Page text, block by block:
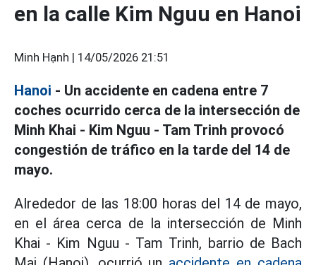
en la calle Kim Nguu en Hanoi
Minh Hạnh | 14/05/2026 21:51
Hanoi - Un accidente en cadena entre 7
coches ocurrido cerca de la intersección de
Minh Khai - Kim Nguu - Tam Trinh provocó
congestión de tráfico en la tarde del 14 de
mayo.
Alrededor de las 18:00 horas del 14 de mayo,
en el área cerca de la intersección de Minh
Khai - Kim Nguu - Tam Trinh, barrio de Bach